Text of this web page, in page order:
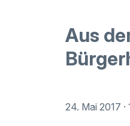
Aus
24. Mai 2017